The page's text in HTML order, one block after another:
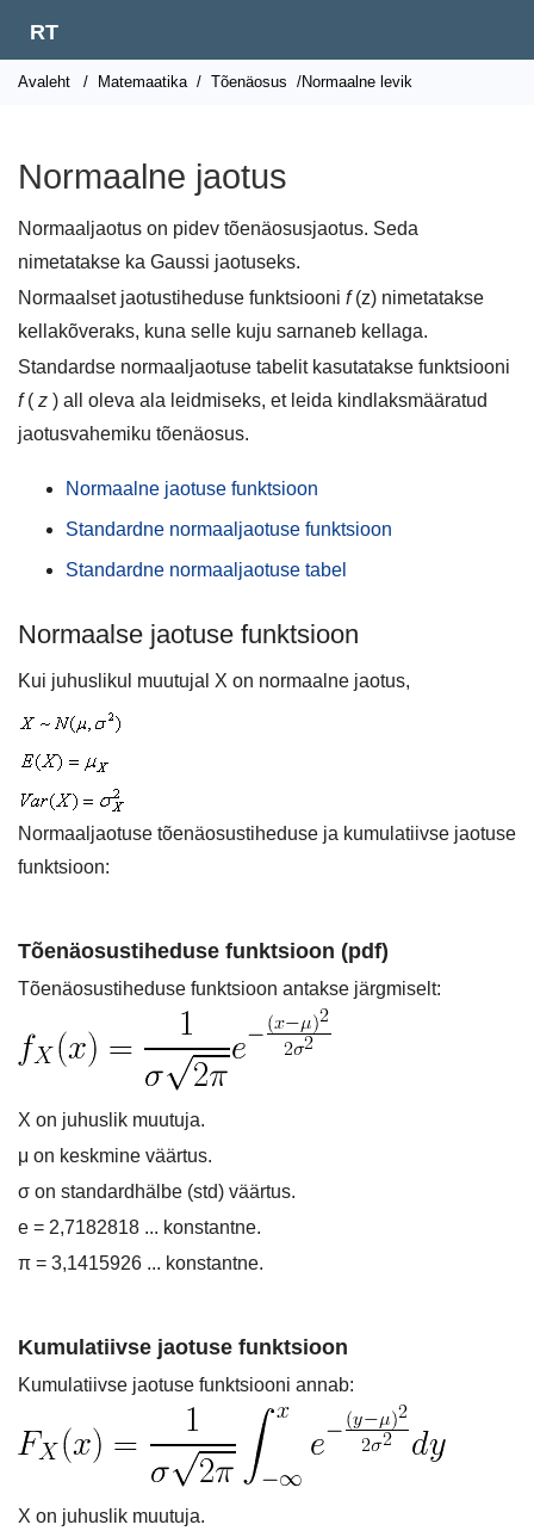
RT
Avaleht / Matemaatika / Tõenäosus /Normaalne levik
Normaalne jaotus
Normaaljaotus on pidev tõenäosusjaotus. Seda
nimetatakse ka Gaussi jaotuseks.
Normaalset jaotustiheduse funktsiooni f(z) nimetatakse
kellakõveraks, kuna selle kuju sarnaneb kellaga.
Standardse normaaljaotuse tabelit kasutatakse funktsiooni
f( z ) all oleva ala leidmiseks, et leida kindlaksmääratud
jaotusvahemiku tõenäosus.
Normaalne jaotuse funktsioon
Standardne normaaljaotuse funktsioon
Standardne normaaljaotuse tabel
Normaalse jaotuse funktsioon
Kui juhuslikul muutujal X on normaalne jaotus,
Normaaljaotuse tõenäosustiheduse ja kumulatiivse jaotuse
funktsioon:
Tõenäosustiheduse funktsioon (pdf)
Tõenäosustiheduse funktsioon antakse järgmiselt:
X on juhuslik muutuja.
μ on keskmine väärtus.
σ on standardhälbe (std) väärtus.
e = 2,7182818 ... konstantne.
π = 3,1415926 ... konstantne.
Kumulatiivse jaotuse funktsioon
Kumulatiivse jaotuse funktsiooni annab:
X on juhuslik muutuja.